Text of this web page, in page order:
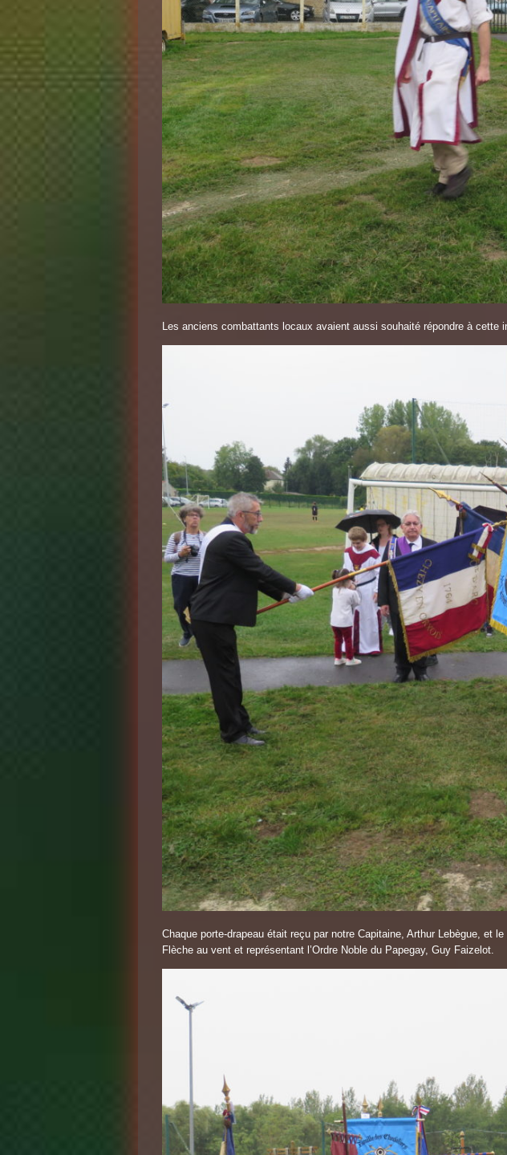
Les anciens combattants locaux avaient aussi souhaité répondre à cette
Chaque porte-drapeau était reçu par notre Capitaine, Arthur Lebègue, et
Flèche au vent et représentant l’Ordre Noble du Papegay, Guy Faizelot.